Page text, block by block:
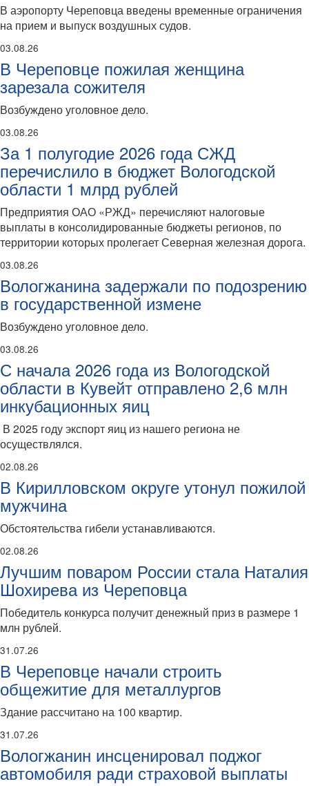
В аэропорту Череповца введены временные ограничения
на прием и выпуск воздушных судов.
03.08.26
В Череповце пожилая женщина
зарезала сожителя
Возбуждено уголовное дело.
03.08.26
За 1 полугодие 2026 года СЖД
перечислило в бюджет Вологодской
области 1 млрд рублей
Предприятия ОАО «РЖД» перечисляют налоговые
выплаты в консолидированные бюджеты регионов, по
территории которых пролегает Северная железная дорога.
03.08.26
Вологжанина задержали по подозрению
в государственной измене
Возбуждено уголовное дело.
03.08.26
С начала 2026 года из Вологодской
области в Кувейт отправлено 2,6 млн
инкубационных яиц
В 2025 году экспорт яиц из нашего региона не
осуществлялся.
02.08.26
В Кирилловском округе утонул пожилой
мужчина
Обстоятельства гибели устанавливаются.
02.08.26
Лучшим поваром России стала Наталия
Шохирева из Череповца
Победитель конкурса получит денежный приз в размере 1
млн рублей.
31.07.26
В Череповце начали строить
общежитие для металлургов
Здание рассчитано на 100 квартир.
31.07.26
Вологжанин инсценировал поджог
автомобиля ради страховой выплаты